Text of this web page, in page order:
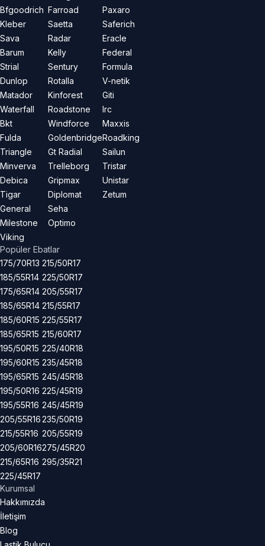
Bfgoodrich
Kleber
Sava
Barum
Strial
Dunlop
Matador
Waterfall
Bkt
Fulda
Triangle
Minverva
Debica
Tigar
General
Milestone
Viking
Farroad
Saetta
Radar
Kelly
Sentury
Rotalla
Kinforest
Roadstone
Windforce
Goldenbridge
Gt Radial
Trelleborg
Gripmax
Diplomat
Seha
Optimo
Paxaro
Saferich
Eracle
Federal
Formula
V-netik
Giti
Irc
Maxxis
Roadking
Sailun
Tristar
Unistar
Zetum
Popüler Ebatlar
175/70R13
185/55R14
175/65R14
185/65R14
185/60R15
185/65R15
195/50R15
195/60R15
195/65R15
195/50R16
195/55R16
205/55R16
215/55R16
205/60R16
215/65R16
225/45R17
215/50R17
225/50R17
205/55R17
215/55R17
225/55R17
215/60R17
225/40R18
235/45R18
245/45R18
225/45R19
245/45R19
235/50R19
205/55R19
275/45R20
295/35R21
Kurumsal
Hakkımızda
İletişim
Blog